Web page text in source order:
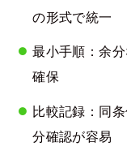
の形式で統一
最小手順：余
確保
比較記録：同
分確認が容易